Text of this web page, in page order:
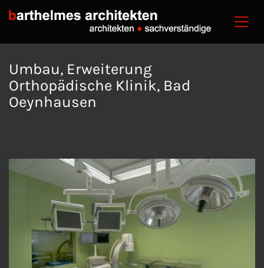
Umbau, Erweiterung
Orthopädische Klinik, Bad
Oeynhausen